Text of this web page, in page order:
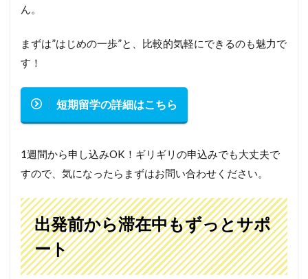
ん。
まずは”はじめの一歩”と、比較的気軽にできるのも魅力で
す！
短期留学の詳細はこちら
1週間から申し込みOK！ギリギリの申込みでも大丈夫で
すので、気になったらまずはお問い合わせください。
出発前から滞在中もずっとサポ
ート